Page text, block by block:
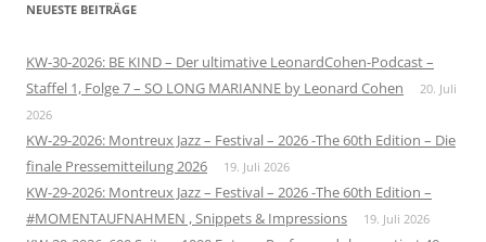
NEUESTE BEITRÄGE
KW-30-2026: BE KIND – Der ultimative LeonardCohen-Podcast –
Staffel 1, Folge 7 – SO LONG MARIANNE by Leonard Cohen
20. Juli
2026
KW-29-2026: Montreux Jazz – Festival – 2026 -The 60th Edition – Die
finale Pressemitteilung 2026
19. Juli 2026
KW-29-2026: Montreux Jazz – Festival – 2026 -The 60th Edition –
#MOMENTAUFNAHMEN , Snippets & Impressions
19. Juli 2026